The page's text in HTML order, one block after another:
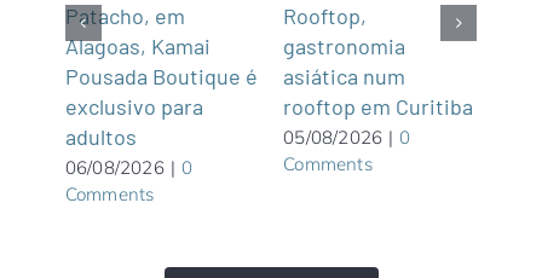
Patacho, em
Alagoas, Kamai
Pousada Boutique é
exclusivo para
adultos
06/08/2026 | 0
Comments
Rooftop,
gastronomia
asiática num
rooftop em Curitiba
05/08/2026 | 0
Comments